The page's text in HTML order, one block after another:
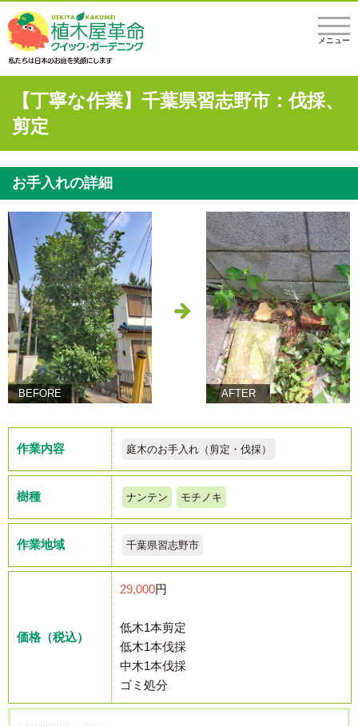
メニュー
【丁寧な作業】千葉県習志野市：伐採、
剪定
お手入れの詳細
BEFORE AFTER
作業内容 庭木のお手入れ（剪定・伐採）
樹種 ナンテン モチノキ
作業地域 千葉県習志野市
価格（税込）
29,000円
低木1本剪定
低木1本伐採
中木1本伐採
ゴミ処分